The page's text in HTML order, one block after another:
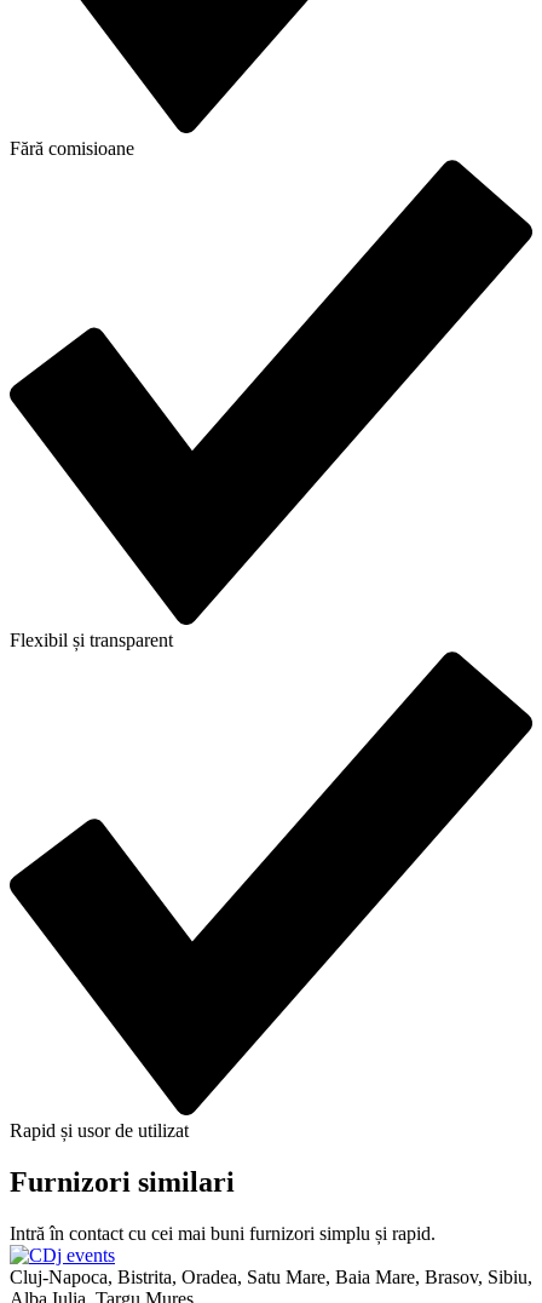
Fără comisioane
Flexibil și transparent
Rapid și usor de utilizat
Furnizori similari
Intră în contact cu cei mai buni furnizori simplu și rapid.
Cluj-Napoca, Bistrita, Oradea, Satu Mare, Baia Mare, Brasov, Sibiu,
Alba Iulia, Targu Mures,